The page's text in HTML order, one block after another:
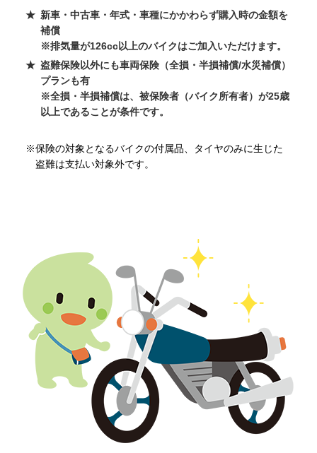
新車・中古車・年式・車種にかかわらず購入時の金額を
補償
※排気量が126cc以上のバイクはご加入いただけます。
盗難保険以外にも車両保険（全損・半損補償/水災補償）
プランも有
※全損・半損補償は、被保険者（バイク所有者）が25歳
以上であることが条件です。
※保険の対象となるバイクの付属品、タイヤのみに生じた
盗難は支払い対象外です。